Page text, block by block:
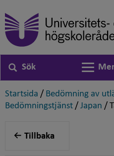
Sök
Växla
Startsida ,
/ Bedömning av
Bedömningstjänst ,
/ Japan ,
/
Tillbaka